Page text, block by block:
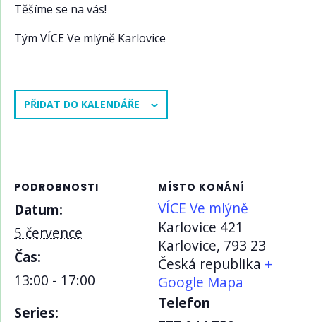
Těšíme se na vás!
Tým VÍCE Ve mlýně Karlovice
PŘIDAT DO KALENDÁŘE
PODROBNOSTI
Datum:
5 července
Čas:
13:00 - 17:00
Series:
MÍSTO KONÁNÍ
VÍCE Ve mlýně
Karlovice 421
Karlovice, 793 23
Česká republika +
Google Mapa
Telefon